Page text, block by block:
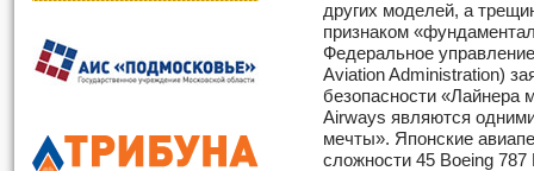
других моделей, а
признаком
Федеральное
Aviation Administration)
безопасности «Лайнера
Airways являются
мечты». Японские
сложности 45 Boeing